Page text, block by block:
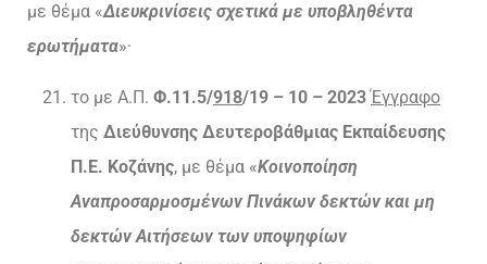
με θέμα «Διευκρινίσεις σχετικά με υποβληθέντα
ερωτήματα»·
το με Α.Π. Φ.11.5/918/19 – 10 – 2023Έγγραφο
της Διεύθυνσης Δευτεροβάθμιας Εκπαίδευσης
Π.Ε. Κοζάνης, με θέμα «Κοινοποίηση
Αναπροσαρμοσμένων Πινάκων δεκτών και μη
δεκτών Αιτήσεων των υποψηφίων